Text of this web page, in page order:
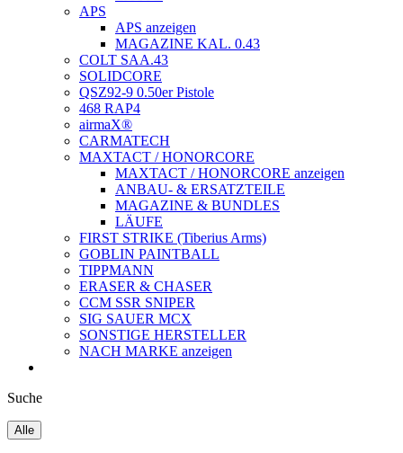
APS
APS anzeigen
MAGAZINE KAL. 0.43
COLT SAA.43
SOLIDCORE
QSZ92-9 0.50er Pistole
468 RAP4
airmaX®
CARMATECH
MAXTACT / HONORCORE
MAXTACT / HONORCORE anzeigen
ANBAU- & ERSATZTEILE
MAGAZINE & BUNDLES
LÄUFE
FIRST STRIKE (Tiberius Arms)
GOBLIN PAINTBALL
TIPPMANN
ERASER & CHASER
CCM SSR SNIPER
SIG SAUER MCX
SONSTIGE HERSTELLER
NACH MARKE anzeigen
Suche
Alle